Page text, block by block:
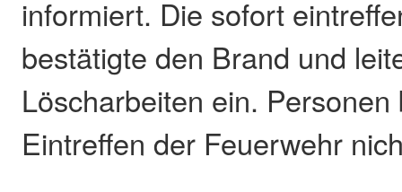
informiert. Die sofort
bestätigte den Brand und
Löscharbeiten ein.
Eintreffen der Feuerwehr